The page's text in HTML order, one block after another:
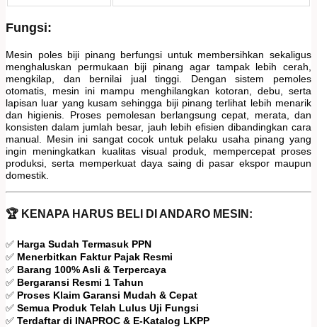
Fungsi:
Mesin poles biji pinang berfungsi untuk membersihkan sekaligus
menghaluskan permukaan biji pinang agar tampak lebih cerah,
mengkilap, dan bernilai jual tinggi. Dengan sistem pemoles
otomatis, mesin ini mampu menghilangkan kotoran, debu, serta
lapisan luar yang kusam sehingga biji pinang terlihat lebih menarik
dan higienis. Proses pemolesan berlangsung cepat, merata, dan
konsisten dalam jumlah besar, jauh lebih efisien dibandingkan cara
manual. Mesin ini sangat cocok untuk pelaku usaha pinang yang
ingin meningkatkan kualitas visual produk, mempercepat proses
produksi, serta memperkuat daya saing di pasar ekspor maupun
domestik.
🏆 KENAPA HARUS BELI DI ANDARO MESIN:
✅ Harga Sudah Termasuk PPN
✅ Menerbitkan Faktur Pajak Resmi
✅ Barang 100% Asli & Terpercaya
✅ Bergaransi Resmi 1 Tahun
✅ Proses Klaim Garansi Mudah & Cepat
✅ Semua Produk Telah Lulus Uji Fungsi
✅ Terdaftar di INAPROC & E-Katalog LKPP